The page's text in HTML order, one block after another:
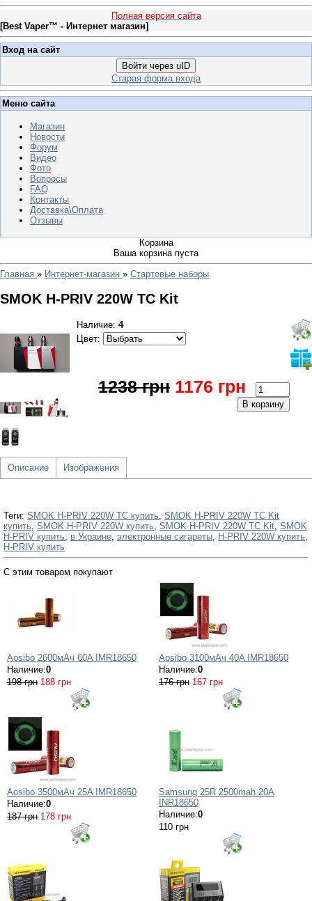
Полная версия сайта
[Best Vaper™ - Интернет магазин]
Вход на сайт
Войти через uID
Старая форма входа
Меню сайта
Магазин
Новости
Форум
Видео
Фото
Вопросы
FAQ
Контакты
Доставка\Оплата
Отзывы
Корзина
Ваша корзина пуста
Главная » Интернет-магазин » Стартовые наборы
SMOK H-PRIV 220W TC Kit
Наличие: 4
Цвет:
1238 грн 1176 грн
Описание Изображения
Теги: SMOK H-PRIV 220W TC купить, SMOK H-PRIV 220W TC Kit
купить, SMOK H-PRIV 220W купить, SMOK H-PRIV 220W TC Kit, SMOK
H-PRIV купить, в Украине, электронные сигареты, H-PRIV 220W купить,
H-PRIV купить
С этим товаром покупают
Aosibo 2600мАч 60A IMR18650
Наличие:0
198 грн 188 грн
Aosibo 3100мАч 40A IMR18650
Наличие:0
176 грн 167 грн
Aosibo 3500мАч 25A IMR18650
Наличие:0
187 грн 178 грн
Samsung 25R 2500mah 20A
INR18650
Наличие:0
110 грн